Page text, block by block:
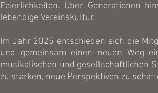
Feierlichkeiten. Über Generationen
lebendige Vereinskultur.
Im Jahr 2025 entschieden sich die
und gemeinsam einen neuen Weg
musikalischen und gesellschaftlichen
zu stärken, neue Perspektiven zu